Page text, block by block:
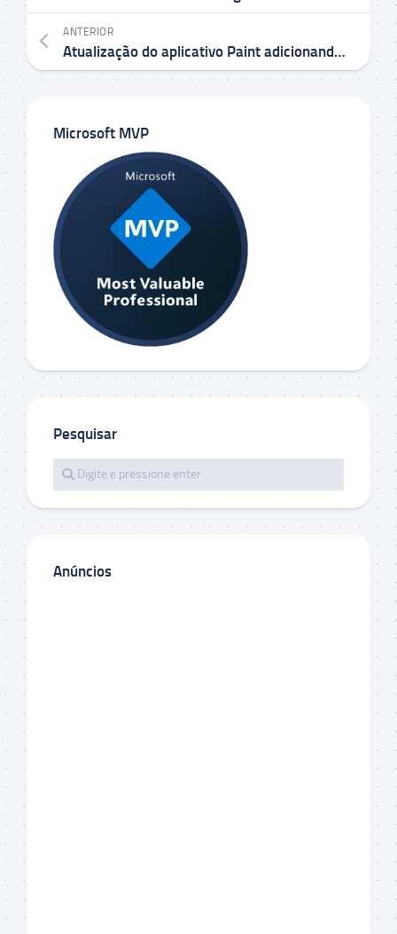
ANTERIOR
Atualização do aplicativo Paint adicionando suporte para camadas e transparência começa a ser implementada para Windows Insiders
Microsoft MVP
Pesquisar
Anúncios